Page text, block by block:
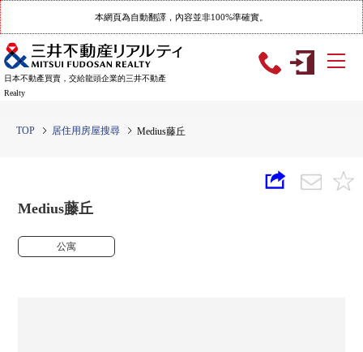
本網頁為自動翻譯，內容並非100%準確實。
日本不動產買賣，交給龍頭企業的三井不動產
Realty
TOP 居住用房屋搜尋 Medius藤丘
Medius藤丘
公寓